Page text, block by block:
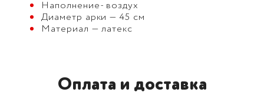
Наполнение- воздух
Диаметр арки — 45 см
Материал — латекс
Оплата и доставка